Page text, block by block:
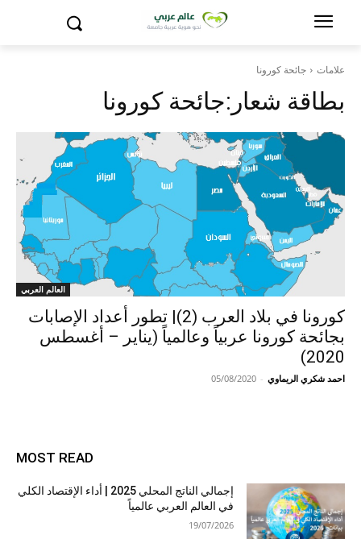
علامات جائحة كورونا
بطاقة شعار:جائحة كورونا
العالم العربي
كورونا في بلاد العرب (2)| تطور أعداد الإصابات
بجائحة كورونا عربياً وعالمياً (يناير – أغسطس
2020)
احمد شكري الريماوي -
05/08/2020
MOST READ
إجمالي الناتج المحلي 2025 | أداء الإقتصاد الكلي
في العالم العربي عالمياً
19/07/2026